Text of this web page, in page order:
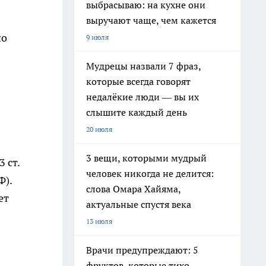
ст.
выбрасываю: на кухне они
выручают чаще, чем кажется
9 июля
Мудрецы назвали 7 фраз,
которые всегда говорят
недалёкие люди — вы их
слышите каждый день
20 июля
3 вещи, которыми мудрый
человек никогда не делится:
слова Омара Хайяма,
актуальные спустя века
13 июля
Врачи предупреждают: 5